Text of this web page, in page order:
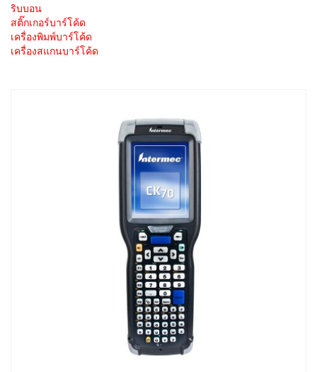
ริบบอน
สติ๊กเกอร์บาร์โค้ด
เครื่องพิมพ์บาร์โค้ด
เครื่องสแกนบาร์โค้ด